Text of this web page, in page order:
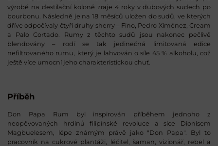
výrobě na destilační koloně zraje 4 roky v dubových sudech po
bourbonu. Následně je na 18 měsíců uložen do sudů, ve kterých
dříve odpočívaly čtyři druhy sherry – Fino, Pedro Ximénez, Cream
a Palo Cortado. Rumy z těchto sudů jsou nakonec pečlivě
blendovány – rodí se tak jedinečná limitovaná edice
nefiltrovaného rumu, který je lahvován o síle 45 % alkoholu, což
ještě více umocní jeho charakteristickou chuť.
Příběh
Don Papa Rum byl inspirován příběhem jednoho z
neopěvovaných hrdinů filipínské revoluce a sice Dionisem
Magbuelesem, lépe známým právě jako "Don Papa". Byl to
pracovník na cukrové plantáži, léčitel, šaman, vizionář, rebel a